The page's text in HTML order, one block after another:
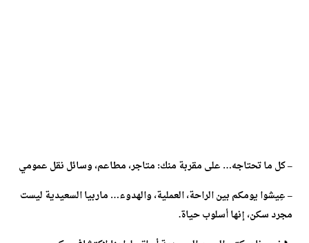
– كل ما تحتاجه… على مقربة منك: متاجر، مطاعم، وسائل نقل عمومي
– عِيشوا يومكم بين الراحة، العملية، والهدوء… ماربيا السعيدية ليست
مجرد سكن، إنها أسلوب حياة.